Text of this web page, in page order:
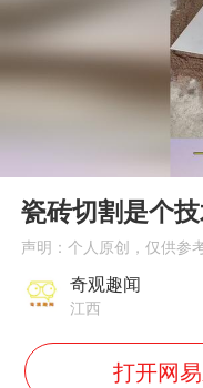
Play
瓷砖切割是个
声明：个人原创，仅供参
奇观趣闻
江西
打开网